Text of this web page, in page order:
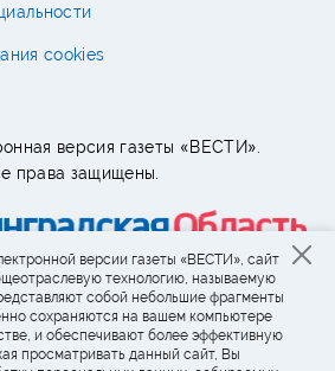
cookies
версия газеты «ВЕСТИ».
права защищены.
версии газеты «ВЕСТИ», сайт
технологию, называемую
собой небольшие фрагменты
сохраняются на вашем компьютере
и обеспечивают более эффективную
просматривать данный сайт, Вы